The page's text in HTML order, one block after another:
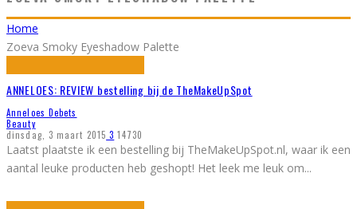
Home
Zoeva Smoky Eyeshadow Palette
ANNELOES: REVIEW bestelling bij de TheMakeUpSpot
Anneloes Debets
Beauty
dinsdag, 3 maart 2015 3 14730
Laatst plaatste ik een bestelling bij TheMakeUpSpot.nl, waar ik een
aantal leuke producten heb geshopt! Het leek me leuk om...